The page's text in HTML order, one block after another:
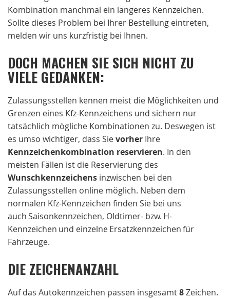
Kombination manchmal ein längeres Kennzeichen.
Sollte dieses Problem bei Ihrer Bestellung eintreten,
melden wir uns kurzfristig bei Ihnen.
DOCH MACHEN SIE SICH NICHT ZU
VIELE GEDANKEN:
Zulassungsstellen kennen meist die Möglichkeiten und
Grenzen eines Kfz-Kennzeichens und sichern nur
tatsächlich mögliche Kombinationen zu. Deswegen ist
es umso wichtiger, dass Sievorher Ihre
Kennzeichenkombination reservieren. In den
meisten Fällen ist die Reservierung des
Wunschkennzeichens inzwischen bei den
Zulassungsstellen online möglich. Neben dem
normalen Kfz-Kennzeichen finden Sie bei uns
auch Saisonkennzeichen, Oldtimer- bzw. H-
Kennzeichen und einzelne Ersatzkennzeichen für
Fahrzeuge.
DIE ZEICHENANZAHL
Auf das Autokennzeichen passen insgesamt8Zeichen.